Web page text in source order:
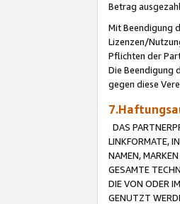
Betrag
Mit Beendigung
Lizenzen/
Pflichten der
Die Beendigung
gegen diese
DAS
LINKFORMATE,
NAMEN,
GESAMTE
DIE VON ODER
GENUTZT